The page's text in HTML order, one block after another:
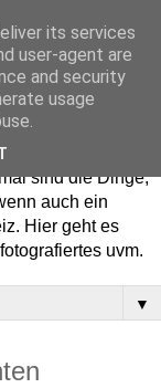
und schön -
sind die Dinge,
auch ein
Hier geht es
uvm.
▼
its services
user-agent are
and security
usage